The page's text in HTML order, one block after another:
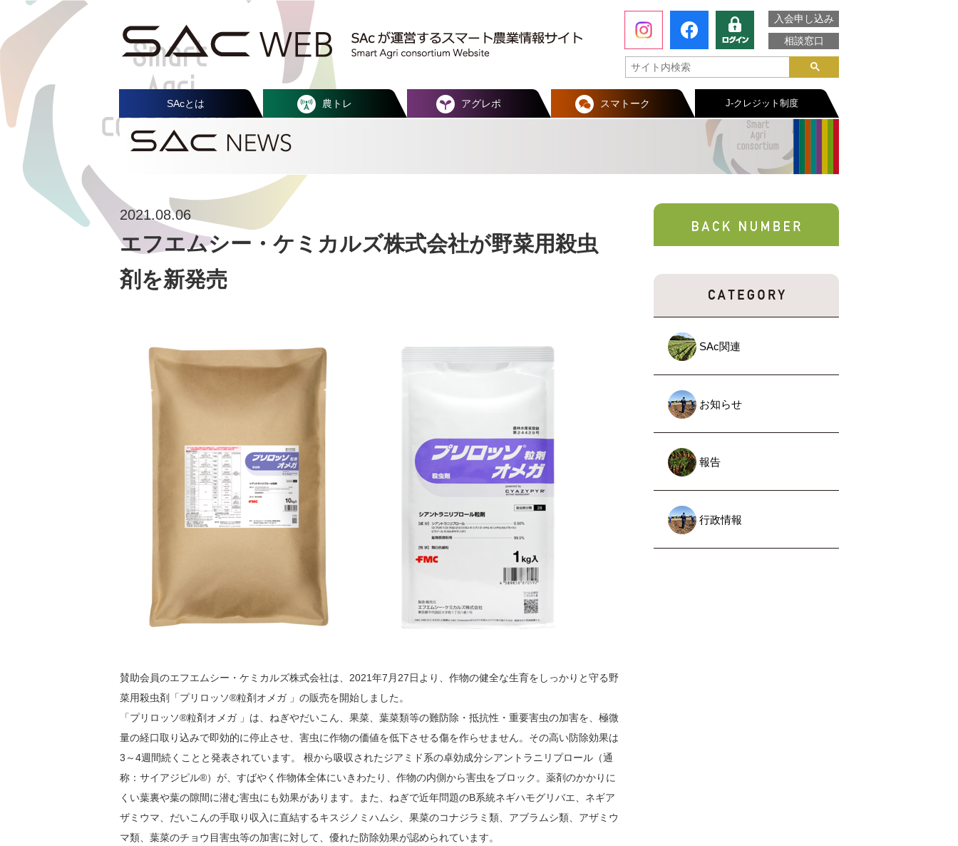
入会申し込み
相談窓口
SAcとは 農トレ アグレポ スマトーク J-クレジット制度
SAc関連
お知らせ
報告
行政情報
2021.08.06
エフエムシー・ケミカルズ株式会社が野菜用殺虫
剤を新発売
賛助会員のエフエムシー・ケミカルズ株式会社は、2021年7月27日より、作物の健全な生育をしっかりと守る野
菜用殺虫剤「プリロッソ®粒剤オメガ 」の販売を開始しました。
「プリロッソ®粒剤オメガ 」は、ねぎやだいこん、果菜、葉菜類等の難防除・抵抗性・重要害虫の加害を、極微
量の経口取り込みで即効的に停止させ、害虫に作物の価値を低下させる傷を作らせません。その高い防除効果は
3～4週間続くことと発表されています。 根から吸収されたジアミド系の卓効成分シアントラニリプロール（通
称：サイアジピル®）が、すばやく作物体全体にいきわたり、作物の内側から害虫をブロック。薬剤のかかりに
くい葉裏や葉の隙間に潜む害虫にも効果があります。また、ねぎで近年問題のB系統ネギハモグリバエ、ネギア
ザミウマ、だいこんの手取り収入に直結するキスジノミハムシ、果菜のコナジラミ類、アブラムシ類、アザミウ
マ類、葉菜のチョウ目害虫等の加害に対して、優れた防除効果が認められています。